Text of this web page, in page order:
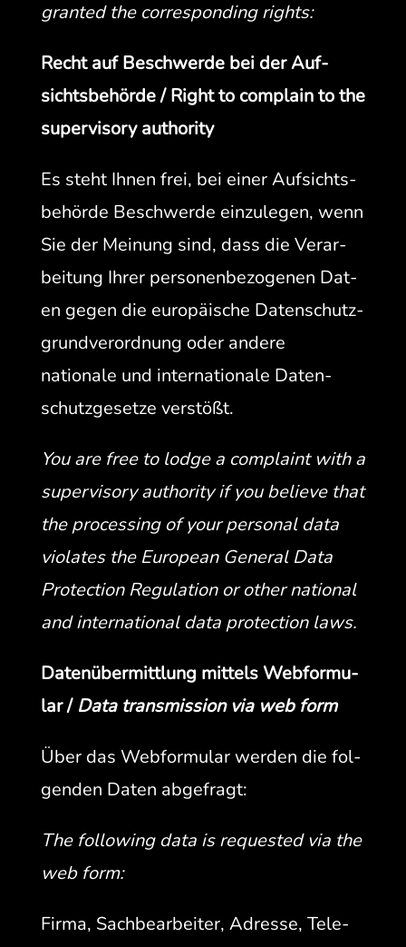
grant­ed the cor­re­spond­ing rights:
Recht auf Beschw­erde bei der Auf­
sichts­be­hörde / Right to com­plain to the
super­vi­so­ry authority
Es ste­ht Ihnen frei, bei ein­er Auf­sichts­
be­hörde Beschw­erde einzule­gen, wenn
Sie der Mei­n­ung sind, dass die Ver­ar­
beitung Ihrer per­so­n­en­be­zo­ge­nen Dat­
en gegen die europäis­che Daten­schutz­
grund­verord­nung oder andere
nationale und inter­na­tionale Daten­
schutzge­set­ze verstößt.
You are free to lodge a com­plaint with a
super­vi­so­ry author­i­ty if you believe that
the pro­cess­ing of your per­son­al data
vio­lates the Euro­pean Gen­er­al Data
Pro­tec­tion Reg­u­la­tion or oth­er nation­al
and inter­na­tion­al data pro­tec­tion laws.
Datenüber­mit­tlung mit­tels Web­for­mu­
lar / Data trans­mis­sion via web form
Über das Web­for­mu­lar wer­den die fol­
gen­den Dat­en abgefragt:
The fol­low­ing data is request­ed via the
web form:
Fir­ma, Sach­bear­beit­er, Adresse, Tele­